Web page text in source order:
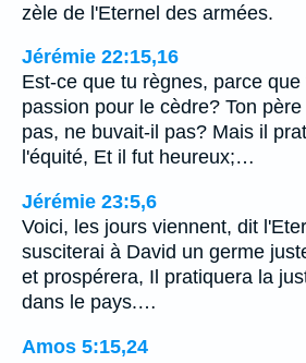
zèle de l'Eternel des armées.
Jérémie 22:15,16
Est-ce que tu règnes, parce
passion pour le cèdre? Ton père
pas, ne buvait-il pas? Mais il
l'équité, Et il fut heureux;…
Jérémie 23:5,6
Voici, les jours viennent, dit
susciterai à David un germe
et prospérera, Il pratiquera la
dans le pays.…
Amos 5:15,24